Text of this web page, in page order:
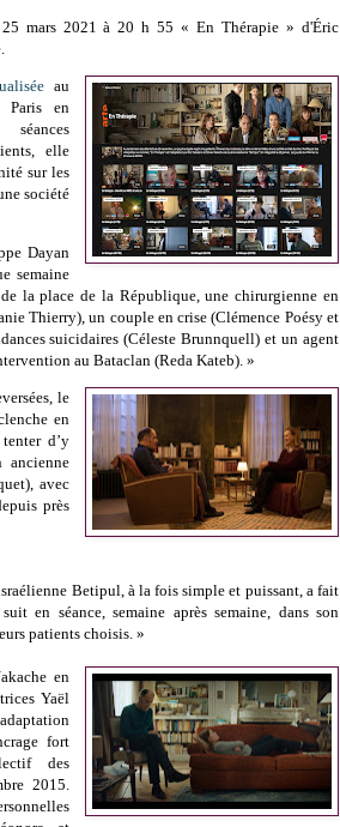
mars 2021 à 20 h 55 « En Thérapie » d'Éric
au
Paris en
elle
sur les
société
Dayan
semaine
la place de la République, une chirurgienne en
Thierry), un couple en crise (Clémence Poésy et
suicidaires (Céleste Brunnquell) et un agent
au Bataclan (Reda Kateb). »
le
en
d’y
ancienne
avec
près
Betipul, à la fois simple et puissant, a fait
en séance, semaine après semaine, dans son
patients choisis. »
en
Yaël
fort
des
2015.